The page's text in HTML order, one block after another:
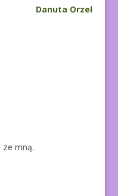
Danuta Orzeł
mną.